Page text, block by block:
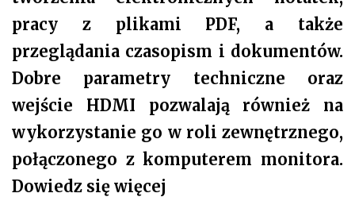
pracy z plikami PDF, a także
przeglądania czasopism i dokumentów.
Dobre parametry techniczne oraz
wejście HDMI pozwalają również na
wykorzystanie go w roli zewnętrznego,
połączonego z komputerem monitora.
Dowiedz się więcej